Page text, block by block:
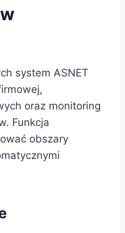
system ASNET
oraz monitoring
Funkcja
obszary